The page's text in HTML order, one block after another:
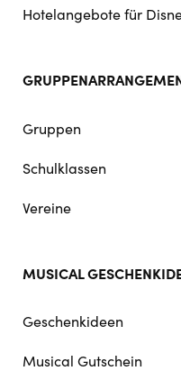
Hotelangebote für
Gruppen
Schulklassen
Vereine
MUSICAL
Geschenkideen
Musical Gutschein